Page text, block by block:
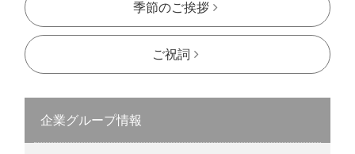
季節のご挨拶
ご祝詞
企業グループ情報